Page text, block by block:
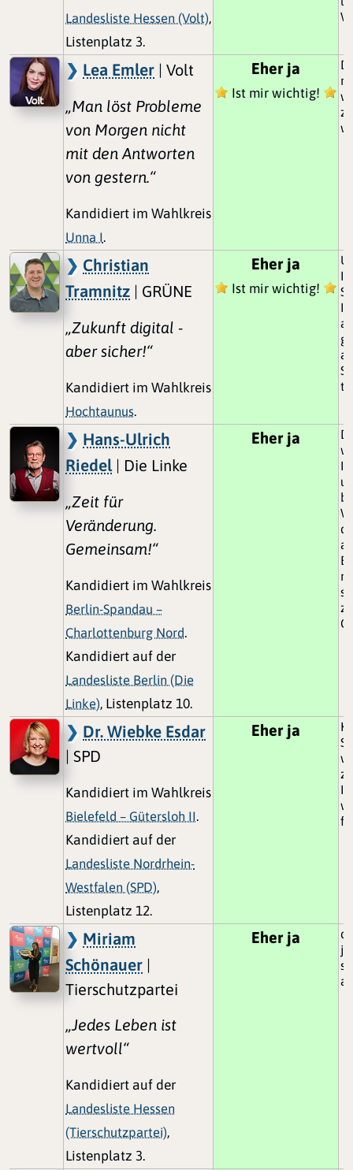
Landesliste Hessen (Volt),
Listenplatz 3.
Lea Emler | Volt
„Man löst Probleme
von Morgen nicht
mit den Antworten
von gestern.“
Kandidiert im Wahlkreis
Unna I.
Eher ja
Ist mir wichtig!
Christian
Tramnitz | GRÜNE
„Zukunft digital -
aber sicher!“
Kandidiert im Wahlkreis
Hochtaunus.
Eher ja
Ist mir wichtig!
Hans-Ulrich
Riedel| Die Linke
„Zeit für
Veränderung.
Gemeinsam!“
Kandidiert im Wahlkreis
Berlin-Spandau –
Charlottenburg Nord.
Kandidiert auf der
Landesliste Berlin (Die
Linke), Listenplatz 10.
Eher ja
Dr. Wiebke Esdar
| SPD
Kandidiert im Wahlkreis
Bielefeld – Gütersloh II.
Kandidiert auf der
Landesliste Nordrhein-
Westfalen (SPD),
Listenplatz 12.
Eher ja
Miriam
Schönauer |
Tierschutzpartei
„Jedes Leben ist
wertvoll“
Kandidiert auf der
Landesliste Hessen
(Tierschutzpartei),
Listenplatz 3.
Eher ja